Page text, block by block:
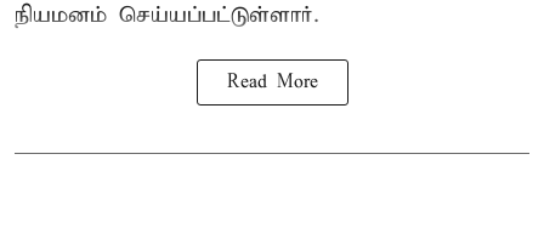
நியமனம் செய்யப்பட்டுள்ளார்.
Read More